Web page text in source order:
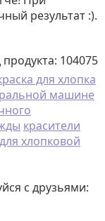
результат :).
продукта: 104075
для хлопка
машине
красители
хлопковой
с друзьями: